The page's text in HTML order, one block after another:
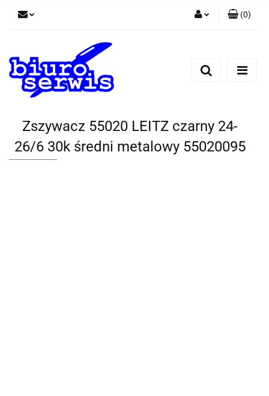
Zarejestruj się
(0)
Zszywacz 55020 LEITZ czarny 24-
26/6 30k średni metalowy 55020095